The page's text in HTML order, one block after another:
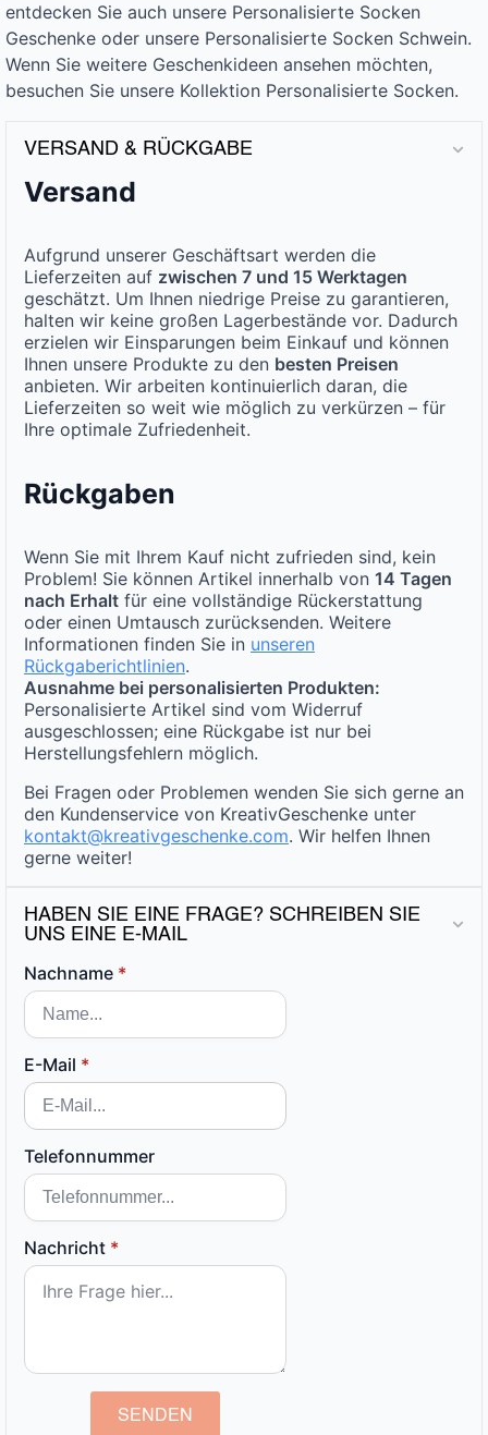
entdecken Sie auch unsere Personalisierte Socken
Geschenke oder unsere Personalisierte Socken Schwein.
Wenn Sie weitere Geschenkideen ansehen möchten,
besuchen Sie unsere Kollektion Personalisierte Socken.
VERSAND & RÜCKGABE
Versand
Aufgrund unserer Geschäftsart werden die
Lieferzeiten auf zwischen 7 und 15 Werktagen
geschätzt. Um Ihnen niedrige Preise zu garantieren,
halten wir keine großen Lagerbestände vor. Dadurch
erzielen wir Einsparungen beim Einkauf und können
Ihnen unsere Produkte zu den besten Preisen
anbieten. Wir arbeiten kontinuierlich daran, die
Lieferzeiten so weit wie möglich zu verkürzen – für
Ihre optimale Zufriedenheit.
Rückgaben
Wenn Sie mit Ihrem Kauf nicht zufrieden sind, kein
Problem! Sie können Artikel innerhalb von 14 Tagen
nach Erhalt für eine vollständige Rückerstattung
oder einen Umtausch zurücksenden. Weitere
Informationen finden Sie in unseren
Rückgaberichtlinien.
Ausnahme bei personalisierten Produkten:
Personalisierte Artikel sind vom Widerruf
ausgeschlossen; eine Rückgabe ist nur bei
Herstellungsfehlern möglich.
Bei Fragen oder Problemen wenden Sie sich gerne an
den Kundenservice von KreativGeschenke unter
kontakt@kreativgeschenke.com. Wir helfen Ihnen
gerne weiter!
HABEN SIE EINE FRAGE? SCHREIBEN SIE
UNS EINE E-MAIL
Nachname *
E-Mail *
Telefonnummer
Nachricht *
SENDEN